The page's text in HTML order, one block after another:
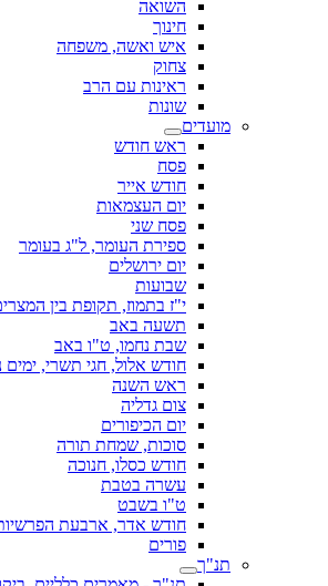
השואה
חינוך
איש ואשה, משפחה
צחוק
ראינות עם הרב
שונות
מועדים
ראש חודש
פסח
חודש אייר
יום העצמאות
פסח שני
ספירת העומר, ל"ג בעומר
יום ירושלים
שבועות
י"ז בתמוז, תקופת בין
תשעה באב
שבת נחמו, ט"ו באב
חודש אלול, חגי תשרי, ימים
ראש השנה
צום גדליה
יום הכיפורים
סוכות, שמחת תורה
חודש כסלו, חנוכה
עשרה בטבת
ט"ו בשבט
חודש אדר, ארבעת
פורים
תנ"ך